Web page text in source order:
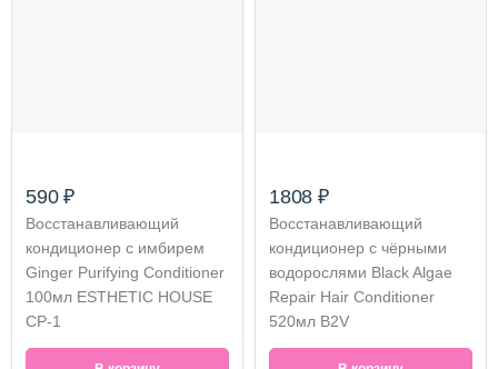
590 ₽
Восстанавливающий
кондиционер с имбирем
Ginger Purifying Conditioner
100мл ESTHETIC HOUSE
CP-1
1808 ₽
Восстанавливающий
кондиционер с чёрными
водорослями Black Algae
Repair Hair Conditioner
520мл B2V